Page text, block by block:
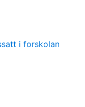
i forskolan